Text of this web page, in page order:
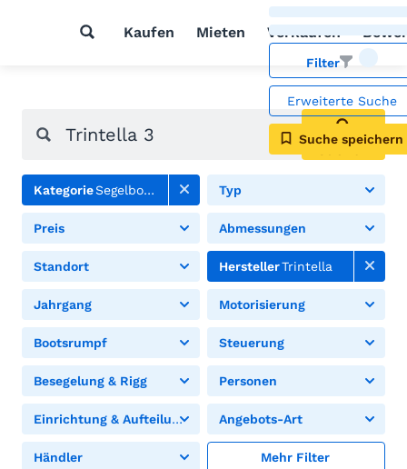
Kaufen Mieten Verkaufen
Filter
Erweiterte Suche
Suche speichern
Suchen
KategorieSegelboote Typ
Preis Abmessungen
Standort HerstellerTrintella
Jahrgang Motorisierung
Bootsrumpf Steuerung
Besegelung & Rigg Personen
Einrichtung & Aufteilung Angebots-Art
Händler Mehr Filter